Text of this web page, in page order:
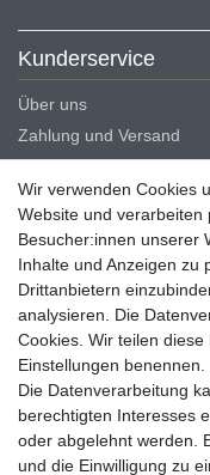
Kunderservice
Über uns
Zahlung und Versand
Blog
Rechtliche Angaben
Widerrufsrecht
Datenschutzerklärung
AGB
Impressum
Vertrag widerrufen
Wir verwenden Cookies
Website und verarbeiten
Besucher:innen unserer
Inhalte und Anzeigen zu
Drittanbietern
analysieren. Die
Cookies. Wir teilen
Einstellungen benennen.
Die Datenverarbeitung
berechtigten Interesses
oder abgelehnt werden.
und die Einwilligung zu